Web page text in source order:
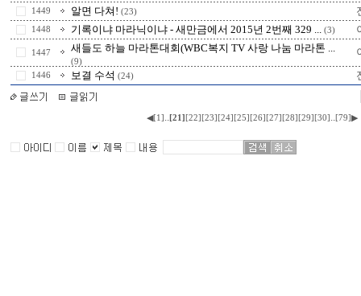
1449 알면 다쳐! (23)
1448 기록이냐 마라닉이냐 - 새만금에서 2015년 2번째 329 ... (3)
1447 새들도 하늘 마라톤대회(WBC복지 TV 사랑 나눔 마라톤 ...
(9)
1446 보결 수석 (24)
◀[1] ..[21] [22] [23] [24] [25] [26] [27] [28] [29] [30] ..[79]▶